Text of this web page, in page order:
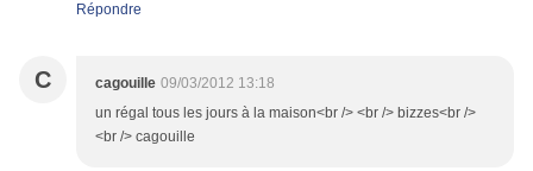
Répondre
C cagouille 09/03/2012 13:18
un régal tous les jours à la maison<br /> <br /> bizzes<br />
<br /> cagouille